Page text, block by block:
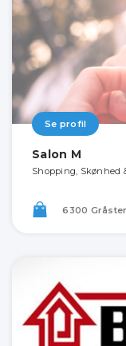
Se profil
Salon M
Shopping, Skønhed
6300